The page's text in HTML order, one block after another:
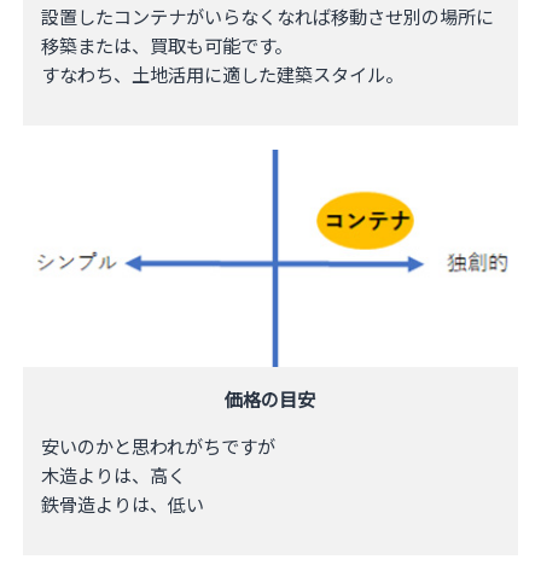
設置したコンテナがいらなくなれば移動させ別の場所に
移築または、買取も​可能です。
すなわち、土地活用に適した建築スタイル。
価格の目安
安いのかと思われがちですが
木造よりは、高く
​鉄骨造よりは、低い